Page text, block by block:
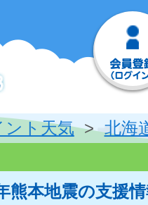
ント天気 北海
熊本地震の支援